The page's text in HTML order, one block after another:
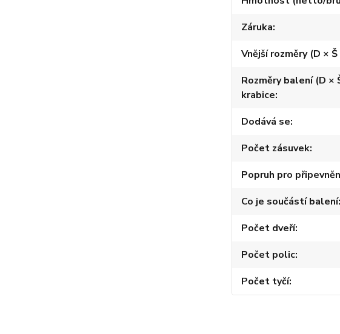
Záruka
Vnější rozměry (D × Š
Rozměry balení (D ×
krabice
Dodává se
Počet zásuvek
Popruh pro
Co je součástí balení
Počet dveří
Počet polic
Počet tyčí